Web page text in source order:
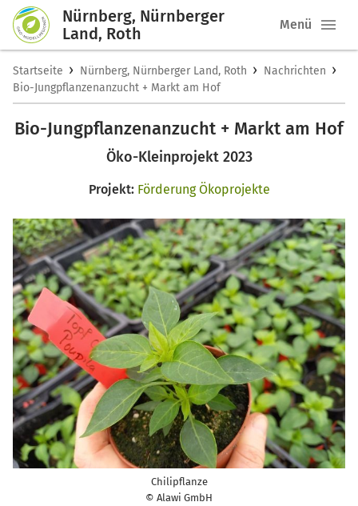
Nürnberg, Nürnberger
Land, Roth
Menü
Startseite › Nürnberg, Nürnberger Land, Roth › Nachrichten ›
Bio-Jungpflanzenanzucht + Markt am Hof
Bio-Jungpflanzenanzucht + Markt am Hof
Öko-Kleinprojekt 2023
Projekt: Förderung Ökoprojekte
Chilipflanze
© Alawi GmbH